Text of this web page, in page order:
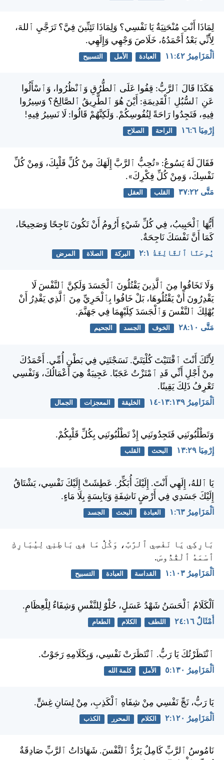
لِمَاذَا أَنْتِ مُنْحَنِيَةٌ يَا نَفْسِي؟ وَلِمَاذَا تَئِنِّينَ فِيَّ؟ تَرَجَّيِ ٱللهَ،
لِأَنِّي بَعْدُ أَحْمَدُهُ، خَلَاصَ وَجْهِي وَإِلَهِي.
اَلْمَزَامِيرُ ٤٢:‏١١ العبادة الأمل التسبيح
هَكَذَا قَالَ ٱلرَّبُّ: قِفُوا عَلَى ٱلطُّرُقِ وَٱنْظُرُوا، وَٱسْأَلُوا
عَنِ ٱلسُّبُلِ ٱلْقَدِيمَةِ: أَيْنَ هُوَ ٱلطَّرِيقُ ٱلصَّالِحُ؟ وَسِيرُوا
فِيهِ، فَتَجِدُوا رَاحَةً لِنُفُوسِكُمْ. وَلَكِنَّهُمْ قَالُوا: لَا نَسِيرُ فِيهِ!
إِرْمِيَا ٦:‏١٦ الراحة الصلاح
فَقَالَ لَهُ يَسُوعُ: «تُحِبُّ ٱلرَّبَّ إِلَهَكَ مِنْ كُلِّ قَلْبِكَ، وَمِنْ كُلِّ
نَفْسِكَ، وَمِنْ كُلِّ فِكْرِكَ».
مَتَّى ٢٢:‏٣٧ القلب العقل
أَيُّهَا ٱلْحَبِيبُ، فِي كُلِّ شَيْءٍ أَرُومُ أَنْ تَكُونَ نَاجِحًا وَصَحِيحًا،
كَمَا أَنَّ نَفْسَكَ نَاجِحَةٌ.
يُوحَنَّا ٱلثَّالِثَةُ ١:‏٢ البركة الصلاة المرض
وَلَا تَخَافُوا مِنَ ٱلَّذِينَ يَقْتُلُونَ ٱلْجَسَدَ وَلَكِنَّ ٱلنَّفْسَ لَا
يَقْدِرُونَ أَنْ يَقْتُلُوهَا، بَلْ خَافُوا بِٱلْحَرِيِّ مِنَ ٱلَّذِي يَقْدِرُ أَنْ
يُهْلِكَ ٱلنَّفْسَ وَٱلْجَسَدَ كِلَيْهِمَا فِي جَهَنَّمَ.
مَتَّى ١٠:‏٢٨ الخوف الجسد الجحيم
لِأَنَّكَ أَنْتَ ٱقْتَنَيْتَ كُلْيَتَيَّ. نَسَجْتَنِي فِي بَطْنِ أُمِّي. أَحْمَدُكَ
مِنْ أَجْلِ أَنِّي قَدِ ٱمْتَزْتُ عَجَبًا. عَجِيبَةٌ هِيَ أَعْمَالُكَ، وَنَفْسِي
تَعْرِفُ ذَلِكَ يَقِينًا.
اَلْمَزَامِيرُ ١٣٩:‏١٣-‏١٤ الخليقة المعجزات الجمال
وَتَطْلُبُونَنِي فَتَجِدُونَنِي إِذْ تَطْلُبُونَنِي بِكُلِّ قَلْبِكُمْ.
إِرْمِيَا ٢٩:‏١٣ البحث القلب
يَا ٱللهُ، إِلَهِي أَنْتَ. إِلَيْكَ أُبَكِّرُ. عَطِشَتْ إِلَيْكَ نَفْسِي، يَشْتَاقُ
إِلَيْكَ جَسَدِي فِي أَرْضٍ نَاشِفَةٍ وَيَابِسَةٍ بِلَا مَاءٍ.
اَلْمَزَامِيرُ ٦٣:‏١ العبادة البحث الجسد
بَارِكِي يَا نَفْسِي ٱلرَّبَّ، وَكُلُّ مَا فِي بَاطِنِي لِيُبَارِكِ
ٱسْمَهُ ٱلْقُدُّوسَ.
اَلْمَزَامِيرُ ١٠٣:‏١ القداسة العبادة التسبيح
اَلْكَلَامُ ٱلْحَسَنُ شَهْدُ عَسَلٍ، حُلْوٌ لِلنَّفْسِ وَشِفَاءٌ لِلْعِظَامِ.
أَمْثَالٌ ١٦:‏٢٤ اللطف الكلام الطعام
ٱنْتَظَرْتُكَ يَا رَبُّ. ٱنْتَظَرَتْ نَفْسِي، وَبِكَلَامِهِ رَجَوْتُ.
اَلْمَزَامِيرُ ١٣٠:‏٥ الأمل كلمة الله
يَا رَبُّ، نَجِّ نَفْسِي مِنْ شِفَاهِ ٱلْكَذِبِ، مِنْ لِسَانِ غِشٍّ.
اَلْمَزَامِيرُ ١٢٠:‏٢ الكلام المحرر الكذب
نَامُوسُ ٱلرَّبِّ كَامِلٌ يَرُدُّ ٱلنَّفْسَ. شَهَادَاتُ ٱلرَّبِّ صَادِقَةٌ